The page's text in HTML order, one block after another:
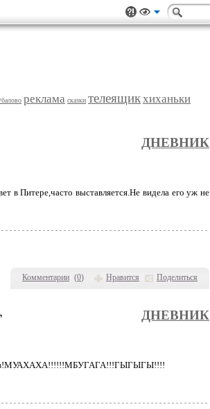
реклама сказки телеящикхиханьки
Комментарии (0) Нравится Поделиться
ДНЕВНИК
в Питере,часто выставляется.Не видела его уж не
ДНЕВНИК